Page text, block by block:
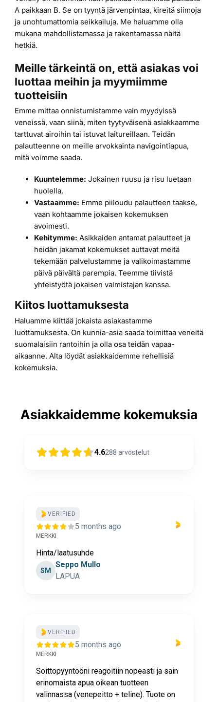
Laiturit
Valmistajat
Rahoitus
Asiakaskokemuksia
A paikkaan B. Se on tyyntä järvenpintaa, kireitä siimoja
ja unohtumattomia seikkailuja. Me haluamme olla
mukana mahdollistamassa ja rakentamassa näitä
hetkiä.
Meille tärkeintä on, että asiakas voi
luottaa meihin ja myymiimme
tuotteisiin
Emme mittaa onnistumistamme vain myydyissä
veneissä, vaan siinä, miten tyytyväisenä asiakkaamme
tarttuvat airoihin tai istuvat laitureillaan. Teidän
palautteenne on meille arvokkainta navigointiapua,
mitä voimme saada.
Kuuntelemme: Jokainen ruusu ja risu luetaan
huolella.
Vastaamme: Emme piiloudu palautteen taakse,
vaan kohtaamme jokaisen kokemuksen
avoimesti.
Kehitymme: Asikkaiden antamat palautteet ja
heidän jakamat kokemukset auttavat meitä
tekemään palvelustamme ja valikoimastamme
päivä päivältä parempia. Teemme tiivistä
yhteistyötä jokaisen valmistajan kanssa.
Kiitos luottamuksesta
Haluamme kiittää jokaista asiakastamme
luottamuksesta. On kunnia-asia saada toimittaa veneitä
suomalaisiin rantoihin ja olla osa teidän vapaa-
aikaanne. Alta löydät asiakkaidemme rehellisiä
kokemuksia.
Asiakkaidemme kokemuksia
4.6288 arvostelut
VERIFIED
5 months ago
MERKKI
Hinta/laatusuhde
SM
Seppo Mullo
LAPUA
VERIFIED
5 months ago
MERKKI
Soittopyyntööni reagoitiin nopeasti ja sain
erinomaista apua oikean tuotteen
valinnassa (venepeitto + teline). Tuote on